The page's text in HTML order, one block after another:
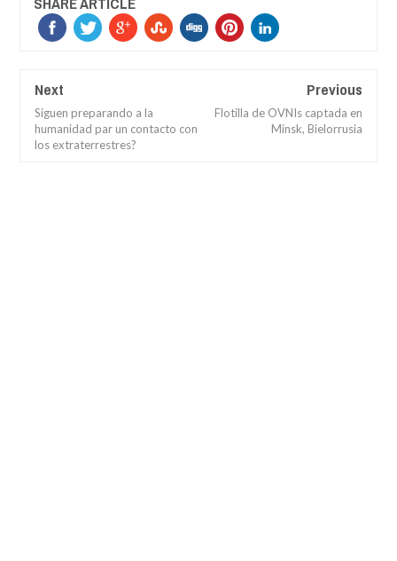
Next
Siguen preparando a la
humanidad par un contacto con
los extraterrestres?
Previous
Flotilla de OVNIs captada en
Minsk, Bielorrusia